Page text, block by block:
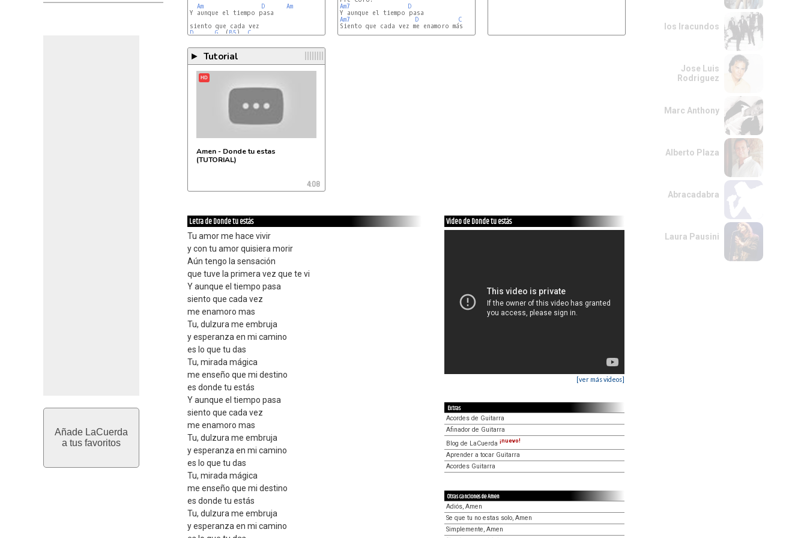
Añade LaCuerda
a tus favoritos
Am D
Am
Y aunque el tiempo pasa
D
G
  (
B5 ) C
Am7
D
Am7
D
C
Siento que cada vez me enamoro más
► Tutorial
HD
Amen - Donde tu estas
(TUTORIAL)
4:08
Letra de Donde tu estás
Tu amor me hace vivir
y con tu amor quisiera morir
Aún tengo la sensación
que tuve la primera vez que te vi
Y aunque el tiempo pasa
siento que cada vez
me enamoro mas
Tu, dulzura me embruja
y esperanza en mi camino
es lo que tu das
Tu, mirada mágica
me enseño que mi destino
es donde tu estás
Y aunque el tiempo pasa
siento que cada vez
me enamoro mas
Tu, dulzura me embruja
y esperanza en mi camino
es lo que tu das
Tu, mirada mágica
me enseño que mi destino
es donde tu estás
Tu, dulzura me embruja
y esperanza en mi camino
Video de Donde tu estás
[ver más videos]
Extras
Acordes de Guitarra
Afinador de Guitarra
Blog de LaCuerda ¡nuevo!
Aprender a tocar Guitarra
Acordes Guitarra
Otras canciones de Amen
Adiós, Amen
Se que tu no estas solo, Amen
Simplemente, Amen
los Iracundos
Jose Luis
Rodriguez
Marc Anthony
Alberto Plaza
Abracadabra
Laura Pausini